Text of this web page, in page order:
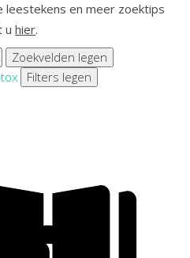
leestekens en meer zoektips
u hier.
Zoekvelden legen
x
Filters legen